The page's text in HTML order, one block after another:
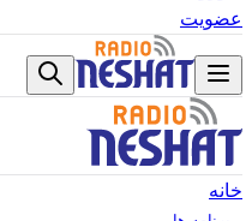
عضویت
خانه